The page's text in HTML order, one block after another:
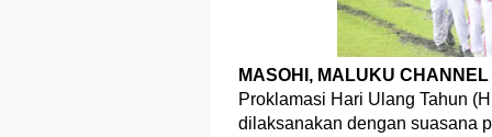
MASOHI, MALUKU
Proklamasi Hari Ulang Tahun
dilaksanakan dengan suasana